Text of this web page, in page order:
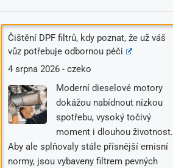
Čištění DPF filtrů, kdy poznat, že už váš
vůz potřebuje odbornou péči
4 srpna 2026 - czeko
Moderní dieselové motory
dokážou nabídnout nízkou
spotřebu, vysoký točivý
moment i dlouhou životnost.
Aby ale splňovaly stále přísnější emisní
normy, jsou vybaveny filtrem pevných